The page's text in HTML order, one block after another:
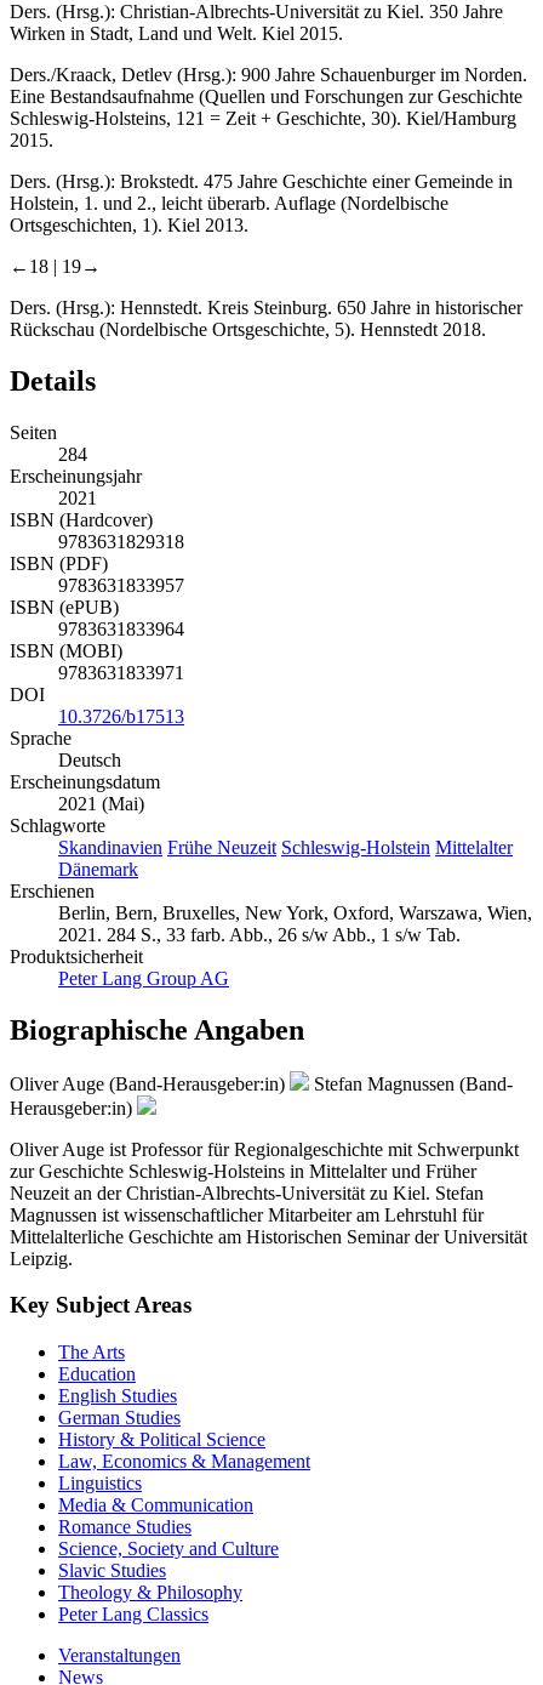
Ders. (Hrsg.): Christian-Albrechts-Universität zu Kiel. 350 Jahre
Wirken in Stadt, Land und Welt. Kiel 2015.
Ders./Kraack, Detlev (Hrsg.): 900 Jahre Schauenburger im Norden.
Eine Bestandsaufnahme (Quellen und Forschungen zur Geschichte
Schleswig-Holsteins, 121 = Zeit + Geschichte, 30). Kiel/Hamburg
2015.
Ders. (Hrsg.): Brokstedt. 475 Jahre Geschichte einer Gemeinde in
Holstein, 1. und 2., leicht überarb. Auflage (Nordelbische
Ortsgeschichten, 1). Kiel 2013.
←18 | 19→
Ders. (Hrsg.): Hennstedt. Kreis Steinburg. 650 Jahre in historischer
Rückschau (Nordelbische Ortsgeschichte, 5). Hennstedt 2018.
Details
Seiten
284
Erscheinungsjahr
2021
ISBN (Hardcover)
9783631829318
ISBN (PDF)
9783631833957
ISBN (ePUB)
9783631833964
ISBN (MOBI)
9783631833971
DOI
10.3726/b17513
Sprache
Deutsch
Erscheinungsdatum
2021 (Mai)
Schlagworte
Skandinavien Frühe Neuzeit Schleswig-Holstein Mittelalter
Dänemark
Erschienen
Berlin, Bern, Bruxelles, New York, Oxford, Warszawa, Wien,
2021. 284 S., 33 farb. Abb., 26 s/w Abb., 1 s/w Tab.
Produktsicherheit
Peter Lang Group AG
Biographische Angaben
Oliver Auge (Band-Herausgeber:in)
Stefan Magnussen (Band-
Herausgeber:in)
Oliver Auge ist Professor für Regionalgeschichte mit Schwerpunkt
zur Geschichte Schleswig-Holsteins in Mittelalter und Früher
Neuzeit an der Christian-Albrechts-Universität zu Kiel. Stefan
Magnussen ist wissenschaftlicher Mitarbeiter am Lehrstuhl für
Mittelalterliche Geschichte am Historischen Seminar der Universität
Leipzig.
Key Subject Areas
The Arts
Education
English Studies
German Studies
History & Political Science
Law, Economics & Management
Linguistics
Media & Communication
Romance Studies
Science, Society and Culture
Slavic Studies
Theology & Philosophy
Peter Lang Classics
Veranstaltungen
News